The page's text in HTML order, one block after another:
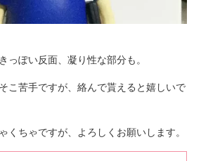
っぽい反面、凝り性な部分も。
こ苦手ですが、絡んで貰えると嬉しいで
くちゃですが、よろしくお願いします。